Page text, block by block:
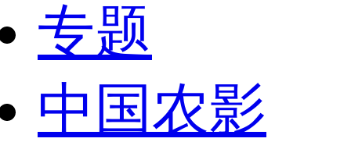
专题
中国农影